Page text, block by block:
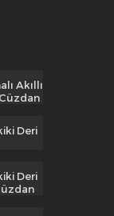
Akıllı
Deri
Deri